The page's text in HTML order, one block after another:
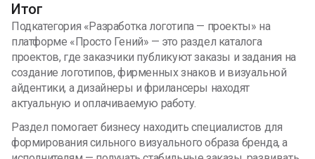
Итог
Подкатегория «Разработка логотипа — проекты» на
платформе «Просто Гений» — это раздел каталога
проектов, где заказчики публикуют заказы и задания на
создание логотипов, фирменных знаков и визуальной
айдентики, а дизайнеры и фрилансеры находят
актуальную и оплачиваемую работу.
Раздел помогает бизнесу находить специалистов для
формирования сильного визуального образа бренда, а